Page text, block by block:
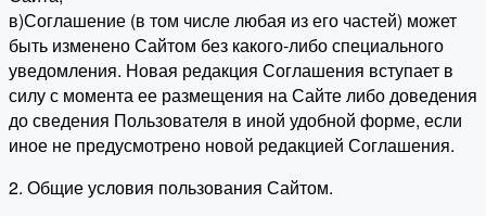
в)Соглашение (в том числе любая из его частей) может
быть изменено Сайтом без какого-либо специального
уведомления. Новая редакция Соглашения вступает в
силу с момента ее размещения на Сайте либо доведения
до сведения Пользователя в иной удобной форме, если
иное не предусмотрено новой редакцией Соглашения.
2. Общие условия пользования Сайтом.